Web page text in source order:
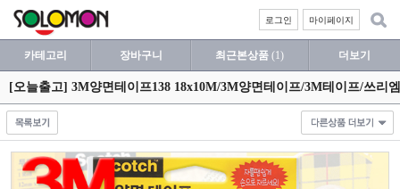
마이페이지
로그인
카테고리 장바구니 최근본상품 (1) 더보기
[오늘출고] 3M양면테이프138 18x10M/3M양면테이프/3M테이프/쓰리